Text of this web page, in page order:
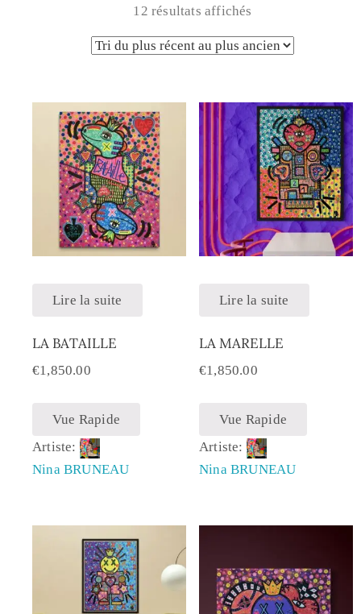
12 résultats affichés
Lire la suite
LA BATAILLE
€1,850.00
Vue Rapide
Artiste:
Nina BRUNEAU
Lire la suite
LA MARELLE
€1,850.00
Vue Rapide
Artiste:
Nina BRUNEAU